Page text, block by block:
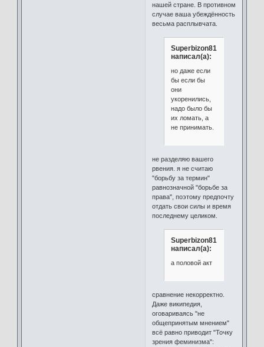
нашей стране. В противном
случае ваша убеждённость
весьма расплывчата.
Superbizon81
написал(а):
но даже если
бы если бы
они
укоренились,
надо было бы
их ломать, а
не принимать.
не разделяю вашего
рвения. я не считаю
"борьбу за термин"
равнозначной "борьбе за
права", поэтому предпочту
отдать свои силы и время
последнему целиком.
Superbizon81
написал(а):
а половой акт
сравнение некорректно.
Даже википедия,
оговариваясь "не
общепринятым мнением"
всё равно приводит "Точку
зрения феминизма":